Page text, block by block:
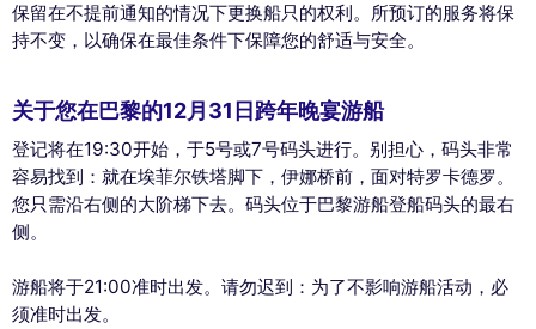
保留在不提前通知的情况下更换船只的权利。所预订的服务将保
持不变，以确保在最佳条件下保障您的舒适与安全。
关于您在巴黎的12月31日跨年晚宴游船
登记将在19:30开始，于5号或7号码头进行。别担心，码头非常
容易找到：就在埃菲尔铁塔脚下，伊娜桥前，面对特罗卡德罗。
您只需沿右侧的大阶梯下去。码头位于巴黎游船登船码头的最右
侧。
游船将于21:00准时出发。请勿迟到：为了不影响游船活动，必
须准时出发。